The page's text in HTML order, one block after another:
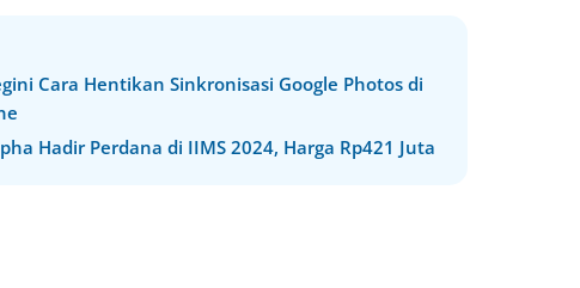
Cara Hentikan Sinkronisasi Google Photos di
Hadir Perdana di IIMS 2024, Harga Rp421 Juta